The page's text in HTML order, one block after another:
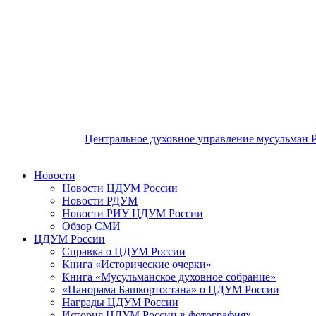
Центральное духовное управление мусульман
Новости
Новости ЦДУМ России
Новости РДУМ
Новости РИУ ЦДУМ России
Обзор СМИ
ЦДУМ России
Справка о ЦДУМ России
Книга «Исторические очерки»
Книга «Мусульманское духовное собрание»
«Панорама Башкортостана» о ЦДУМ России
Награды ЦДУМ России